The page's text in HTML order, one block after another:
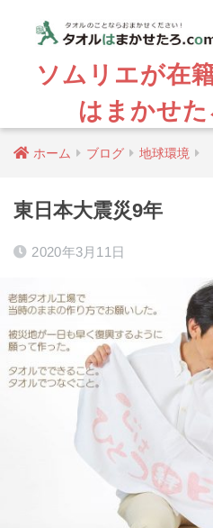
ソムリエが在
はまかせ
ホーム ブログ 地球環境
東日本大震災9年
2020年3月11日